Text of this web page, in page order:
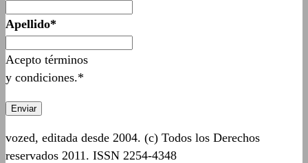
Apellido*
Acepto términos
y condiciones.*
vozed, editada desde 2004. (c) Todos los Derechos
reservados 2011. ISSN 2254-4348